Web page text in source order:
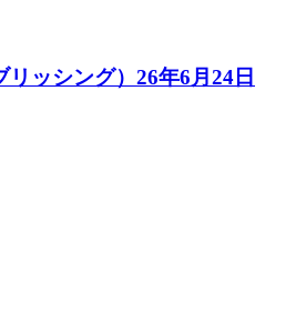
ッシング）26年6月24日